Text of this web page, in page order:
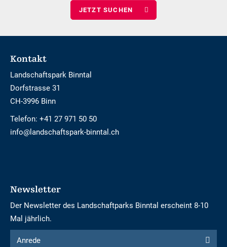
Footer
Kontakt
Landschaftspark Binntal
Dorfstrasse 31
CH-3996 Binn
Telefon: +41 27 971 50 50
info@landschaftspark-binntal.ch
Newsletter
Der Newsletter des Landschaftparks Binntal erscheint 8-10
Mal jährlich.
Formular
Anrede
Anrede